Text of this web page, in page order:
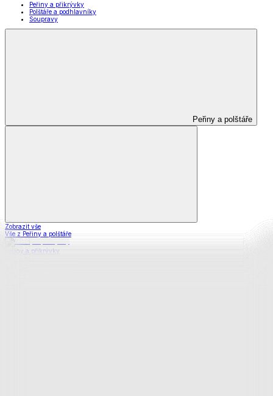
Peřiny a přikrývky
Polštáře a podhlavníky
Soupravy
Peřiny a polštáře
Zobrazit vše
Vše z Peřiny a polštáře
Peřiny a přikrývky